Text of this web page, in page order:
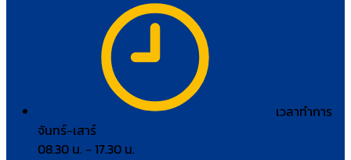
เวลาทำการ
จันทร์–เสาร์
08.30 น. – 17.30 น.